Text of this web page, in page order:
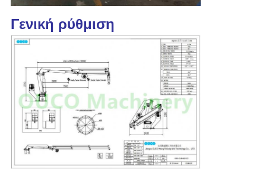
Γενική ρύθμιση